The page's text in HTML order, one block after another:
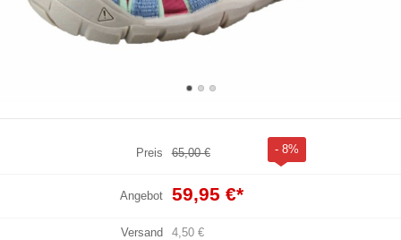
Preis 65,00 € - 8%
Angebot 59,95 €*
Versand 4,50 €